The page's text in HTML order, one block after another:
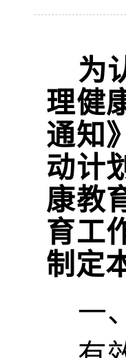
为
理健
通知
动计
康教
育工
制定
一